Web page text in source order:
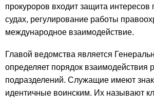
прокуроров входит защита интересов
судах, регулирование работы
международное взаимодействие.
Главой ведомства является
определяет порядок взаимодействия
подразделений. Служащие имеют
идентичные воинским. Их называют